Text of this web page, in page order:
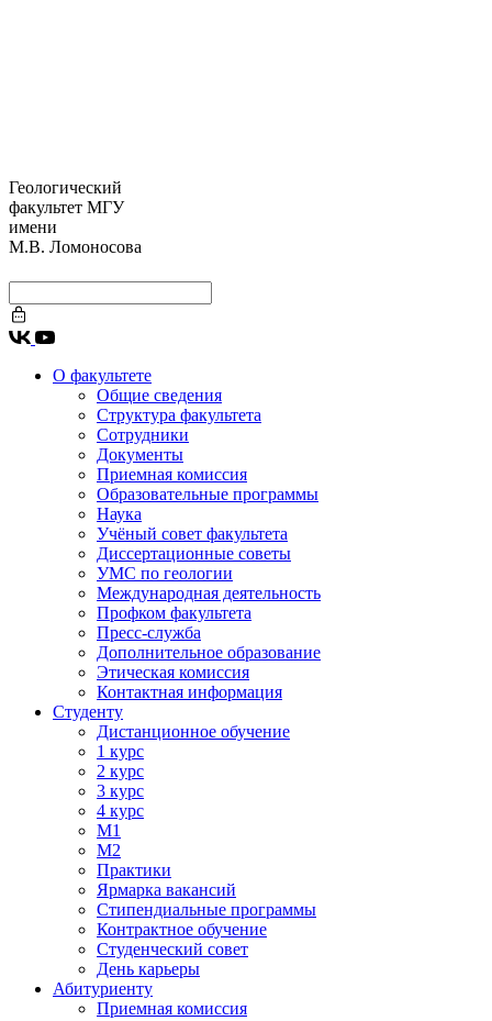
Геологический
факультет МГУ
имени
М.В. Ломоносова
О факультете
Общие сведения
Структура факультета
Сотрудники
Документы
Приемная комиссия
Образовательные программы
Наука
Учёный совет факультета
Диссертационные советы
УМС по геологии
Международная деятельность
Профком факультета
Пресс-служба
Дополнительное образование
Этическая комиссия
Контактная информация
Студенту
Дистанционное обучение
1 курс
2 курс
3 курс
4 курс
М1
М2
Практики
Ярмарка вакансий
Стипендиальные программы
Контрактное обучение
Студенческий совет
День карьеры
Абитуриенту
Приемная комиссия